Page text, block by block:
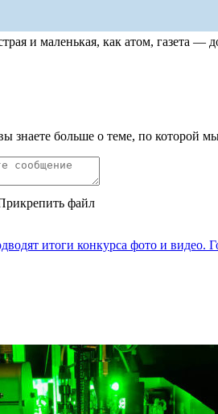
и маленькая, как атом, газета —
знаете больше о теме, по
файл
итоги конкурса фото и